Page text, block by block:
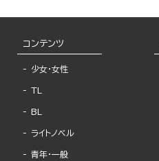
コンテンツ
少女・女性
TL
BL
ライトノベル
青年・一般